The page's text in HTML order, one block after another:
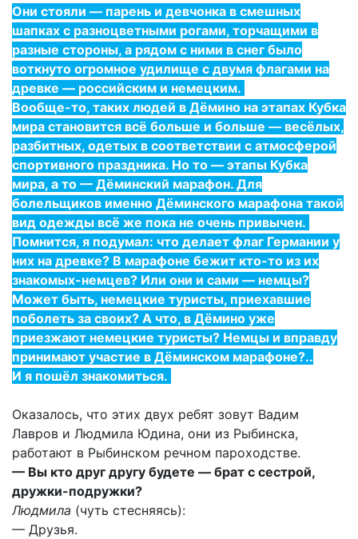
Они стояли — парень и девчонка в смешных
шапках с разноцветными рогами, торчащими в
разные стороны, а рядом с ними в снег было
воткнуто огромное удилище с двумя флагами на
древке — российским и немецким.
Вообще-то, таких людей в Дёмино на этапах Кубка
мира становится всё больше и больше — весёлых,
разбитных, одетых в соответствии с атмосферой
спортивного праздника. Но то — этапы Кубка
мира, а то — Дёминский марафон. Для
болельщиков именно Дёминского марафона такой
вид одежды всё же пока не очень привычен.
Помнится, я подумал: что делает флаг Германии у
них на древке? В марафоне бежит кто-то из их
знакомых-немцев? Или они и сами — немцы?
Может быть, немецкие туристы, приехавшие
поболеть за своих? А что, в Дёмино уже
приезжают немецкие туристы? Немцы и вправду
принимают участие в Дёминском марафоне?..
И я пошёл знакомиться.
Оказалось, что этих двух ребят зовут Вадим
Лавров и Людмила Юдина, они из Рыбинска,
работают в Рыбинском речном пароходстве.
— Вы кто друг другу будете — брат с сестрой,
дружки-подружки?
Людмила (чуть стесняясь):
— Друзья.